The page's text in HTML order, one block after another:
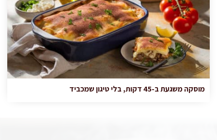
מוסקה משגעת ב-45 דקות, בלי טיגון שמכביד